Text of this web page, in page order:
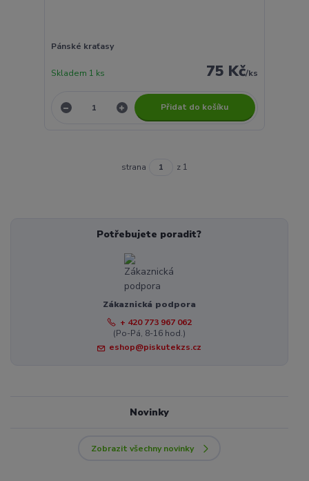
Pánské kraťasy
75 Kč/ks
Skladem 1 ks
Přidat do košíku
strana z 1
Potřebujete poradit?
Zákaznická podpora
+ 420 773 967 062
(Po-Pá, 8-16 hod.)
eshop@piskutekzs.cz
Novinky
Zobrazit všechny novinky